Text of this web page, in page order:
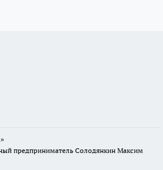
предприниматель Солодянкин Максим